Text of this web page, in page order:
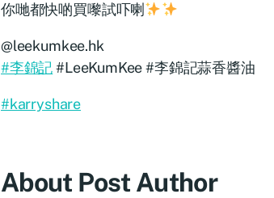
你哋都快啲買嚟試吓喇
@leekumkee.hk
#李錦記#LeeKumKee #李錦記蒜香醬油
#karryshare
About Post Author